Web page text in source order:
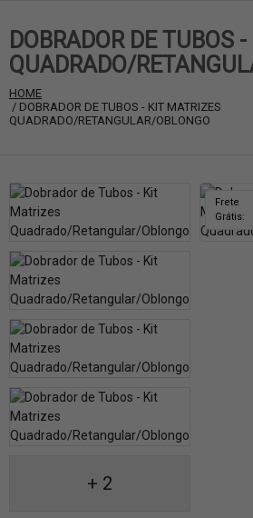
DOBRADOR DE TUBOS
QUADRADO/
HOME
QUADRADO/RETANGULAR/OBLONGO
Frete
Grátis:
+ 2